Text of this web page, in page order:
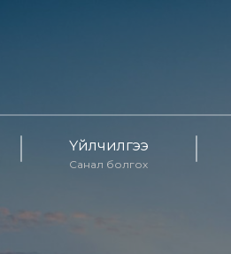
Үйлчилгээ
Санал болгох